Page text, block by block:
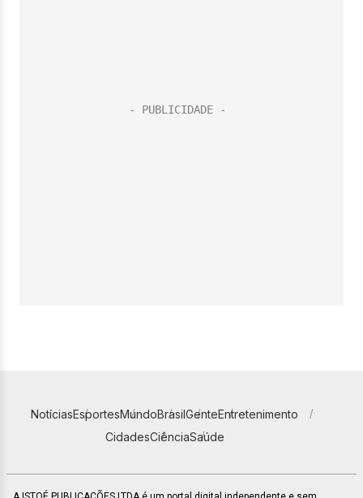
NotíciasEsportesMundoBrasilGenteEntretenimento
CidadesCiênciaSaúde